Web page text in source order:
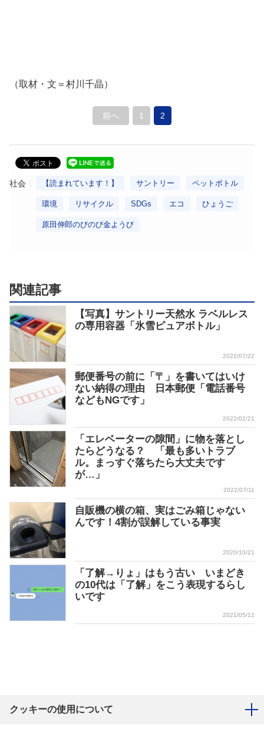
（取材・文＝村川千晶）
前へ 1 2
社会 【読まれています！】 サントリー ペットボトル
環境 リサイクル SDGs エコ ひょうご
原田伸郎のびのび金ようび
関連記事
【写真】サントリー天然水 ラベルレス
の専用容器「氷雪ピュアボトル」
2022/07/22
郵便番号の前に「〒」を書いてはいけ
ない納得の理由 日本郵便「電話番号
などもNGです」
2022/02/21
「エレベーターの隙間」に物を落とし
たらどうなる？ 「最も多いトラブ
ル。まっすぐ落ちたら大丈夫です
が…」
2022/07/11
自販機の横の箱、実はごみ箱じゃない
んです！4割が誤解している事実
2020/10/21
「了解→りょ」はもう古い いまどき
の10代は「了解」をこう表現するらし
いです
2021/05/12
クッキーの使用について